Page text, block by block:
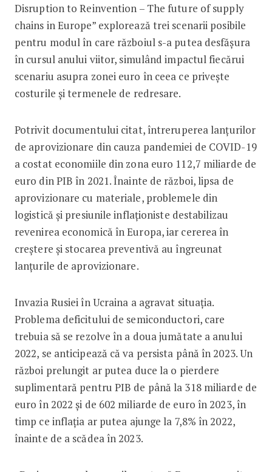
Disruption to Reinvention – The future of supply
chains in Europe” explorează trei scenarii posibile
pentru modul în care războiul s-a putea desfăşura
în cursul anului viitor, simulând impactul fiecărui
scenariu asupra zonei euro în ceea ce priveşte
costurile şi termenele de redresare.
Potrivit documentului citat, întreruperea lanţurilor
de aprovizionare din cauza pandemiei de COVID-19
a costat economiile din zona euro 112,7 miliarde de
euro din PIB în 2021. Înainte de război, lipsa de
aprovizionare cu materiale, problemele din
logistică şi presiunile inflaţioniste destabilizau
revenirea economică în Europa, iar cererea în
creştere şi stocarea preventivă au îngreunat
lanţurile de aprovizionare.
Invazia Rusiei în Ucraina a agravat situaţia.
Problema deficitului de semiconductori, care
trebuia să se rezolve în a doua jumătate a anului
2022, se anticipează că va persista până în 2023. Un
război prelungit ar putea duce la o pierdere
suplimentară pentru PIB de până la 318 miliarde de
euro în 2022 şi de 602 miliarde de euro în 2023, în
timp ce inflaţia ar putea ajunge la 7,8% în 2022,
înainte de a scădea în 2023.